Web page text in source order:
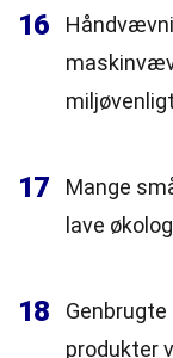
16
17
Mange
lave
18
produkter